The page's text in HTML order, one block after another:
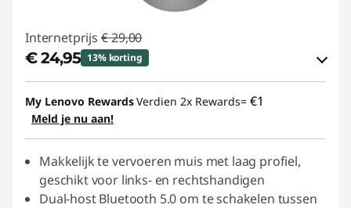
Internetprijs € 29,00
€ 24,95 13% korting
eCoupon-besparingen :-€ 4,05
eCoupon gebruiken :
My Lenovo RewardsVerdien 2x Rewards= €1
Meld je nu aan!
Makkelijk te vervoeren muis met laag profiel,
geschikt voor links- en rechtshandigen
Dual-host Bluetooth 5.0 om te schakelen tussen